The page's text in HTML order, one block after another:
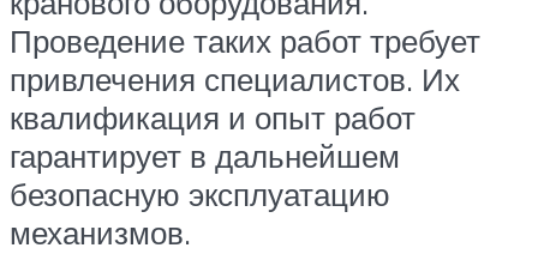
Проведение таких работ требует
привлечения специалистов. Их
квалификация и опыт работ
гарантирует в дальнейшем
безопасную эксплуатацию
механизмов.